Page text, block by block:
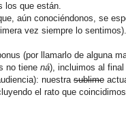
los que están.
aún conociéndonos, se
vez siempre lo sentimos).
(por llamarlo de alguna
no tiene ná), incluimos al
nuestra sublime
el rato que